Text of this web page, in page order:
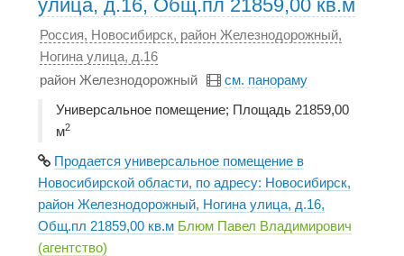
улица, д.16, Общ.пл 21859,00 кв.м
Россия, Новосибирск, район Железнодорожный,
Ногина улица, д.16
район Железнодорожный
см. панораму
Универсальное помещение; Площадь 21859,00
м2
Продается универсальное помещение в
Новосибирской области, по адресу: Новосибирск,
район Железнодорожный, Ногина улица, д.16,
Общ.пл 21859,00 кв.м Блюм Павел Владимирович
(агентство)